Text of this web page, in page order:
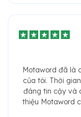
Motaword đã là
của tôi. Thời
đáng tin cậy và
thiệu Motaword